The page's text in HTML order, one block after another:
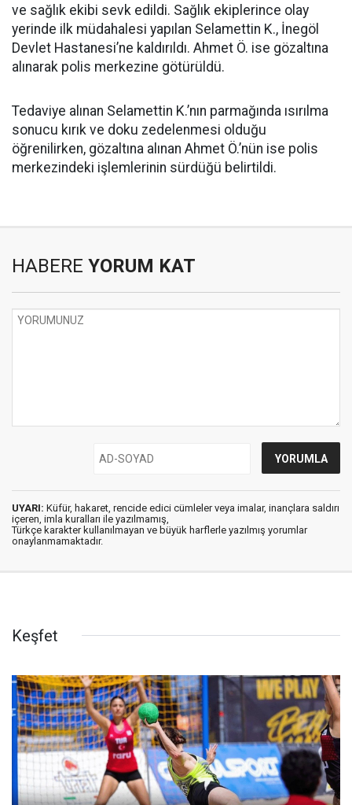
ve sağlık ekibi sevk edildi. Sağlık ekiplerince olay
yerinde ilk müdahalesi yapılan Selamettin K., İnegöl
Devlet Hastanesi’ne kaldırıldı. Ahmet Ö. ise gözaltına
alınarak polis merkezine götürüldü.
Tedaviye alınan Selamettin K.’nın parmağında ısırılma
sonucu kırık ve doku zedelenmesi olduğu
öğrenilirken, gözaltına alınan Ahmet Ö.’nün ise polis
merkezindeki işlemlerinin sürdüğü belirtildi.
HABERE YORUM KAT
UYARI: Küfür, hakaret, rencide edici cümleler veya imalar, inançlara saldırı
içeren, imla kuralları ile yazılmamış,
Türkçe karakter kullanılmayan ve büyük harflerle yazılmış yorumlar
onaylanmamaktadır.
Keşfet